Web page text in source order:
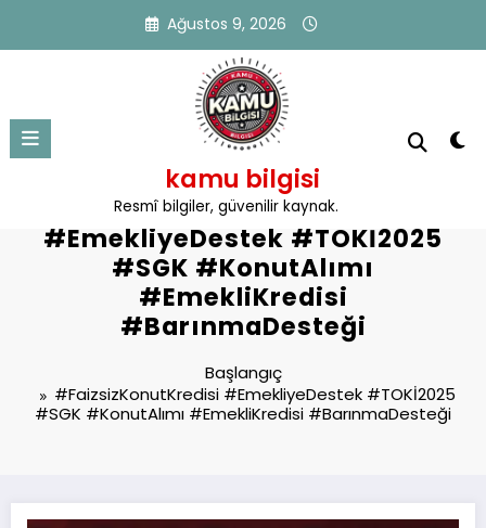
Ağustos 9, 2026
kamu bilgisi
Resmî bilgiler, güvenilir kaynak.
Etiket: #FaizsizKonutKredisi
#EmekliyeDestek #TOKİ2025
#SGK #KonutAlımı
#EmekliKredisi
#BarınmaDesteği
Başlangıç
#FaizsizKonutKredisi #EmekliyeDestek #TOKİ2025
#SGK #KonutAlımı #EmekliKredisi #BarınmaDesteği